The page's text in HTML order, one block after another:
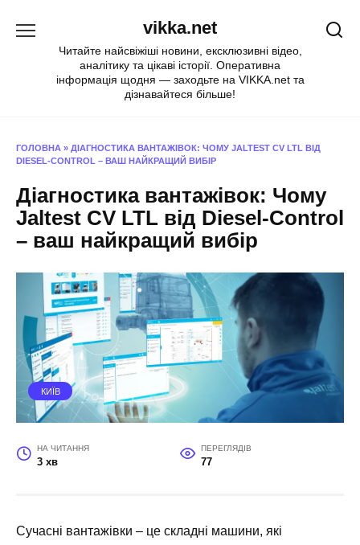
vikka.net
Читайте найсвіжіші новини, ексклюзивні відео,
аналітику та цікаві історії. Оперативна
інформація щодня — заходьте на VIKKA.net та
дізнавайтеся більше!
ГОЛОВНА » ДІАГНОСТИКА ВАНТАЖІВОК: ЧОМУ JALTEST CV LTL ВІД
DIESEL-CONTROL – ВАШ НАЙКРАЩИЙ ВИБІР
Діагностика вантажівок: Чому
Jaltest CV LTL від Diesel-Control
– ваш найкращий вибір
КИЇВ
НА ЧИТАННЯ
3 хв
ПЕРЕГЛЯДІВ
77
Сучасні вантажівки – це складні машини, які